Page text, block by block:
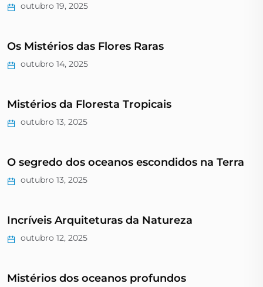
outubro 19, 2025
Os Mistérios das Flores Raras
outubro 14, 2025
Mistérios da Floresta Tropicais
outubro 13, 2025
O segredo dos oceanos escondidos na Terra
outubro 13, 2025
Incríveis Arquiteturas da Natureza
outubro 12, 2025
Mistérios dos oceanos profundos